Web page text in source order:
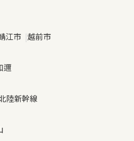
江市 越前市
邇
陸新幹線